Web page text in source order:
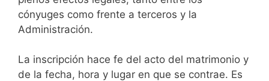
cónyuges como frente a terceros y la
Administración.
La inscripción hace fe del acto del matrimonio y
de la fecha, hora y lugar en que se contrae. Es